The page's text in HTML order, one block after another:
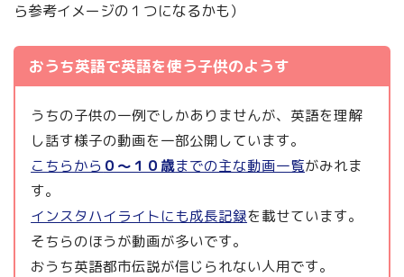
ら参考イメージの１つになるかも）
おうち英語で英語を使う子供のようす
うちの子供の一例でしかありませんが、英語を理解
し話す様子の動画を一部公開しています。
こちらから ０～１０歳までの主な動画一覧がみれま
す。
インスタハイライトにも成長記録を載せています。
そちらのほうが動画が多いです。
おうち英語都市伝説が信じられない人用です。